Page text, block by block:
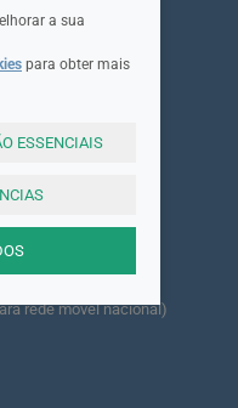
rede móvel nacional)
a sua
para obter mais
ESSENCIAIS